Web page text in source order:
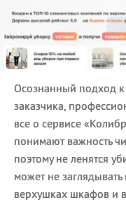
Осознанный подход к
заказчика,
все о сервисе
понимают важность
поэтому не ленятся
может не
верхушках шкафов и